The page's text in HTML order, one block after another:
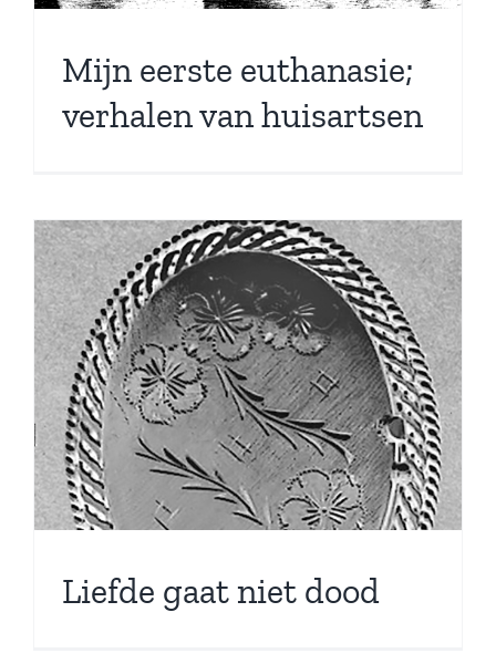
Mijn eerste euthanasie;
verhalen van huisartsen
Liefde gaat niet dood